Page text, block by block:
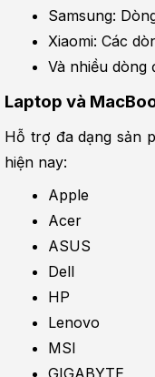
Samsung:
Xiaomi: Các
Và nhiều dòng
Laptop và
Hỗ trợ đa dạng sản
hiện nay:
Apple
Acer
ASUS
Dell
HP
Lenovo
MSI
GIGABYTE